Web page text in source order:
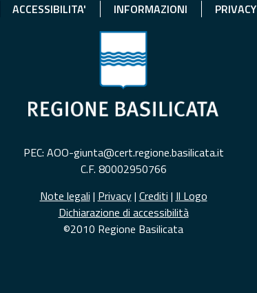
ACCESSIBILITA' INFORMAZIONI PRIVACY
PEC: AOO-giunta@cert.regione.basilicata.it
C.F. 80002950766
Note legali | Privacy| Crediti | Il Logo
Dichiarazione di accessibilità
©2010 Regione Basilicata